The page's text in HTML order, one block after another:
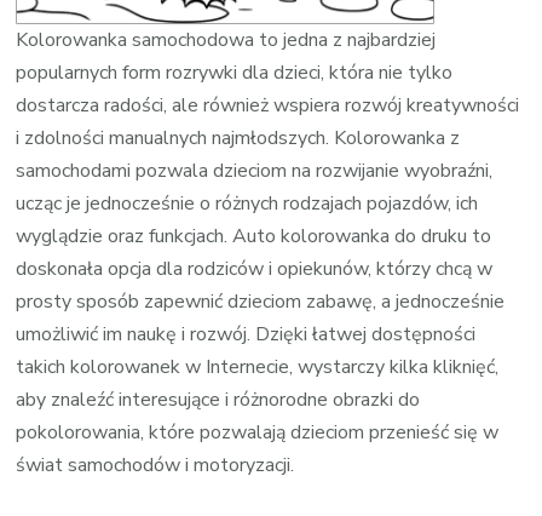
zapewnić
dziecku
edukacyjną
zabawę?
Kolorowanka samochodowa to jedna z najbardziej
popularnych form rozrywki dla dzieci, która nie tylko
dostarcza radości, ale również wspiera rozwój kreatywności
i zdolności manualnych najmłodszych. Kolorowanka z
samochodami pozwala dzieciom na rozwijanie wyobraźni,
ucząc je jednocześnie o różnych rodzajach pojazdów, ich
wyglądzie oraz funkcjach. Auto kolorowanka do druku to
doskonała opcja dla rodziców i opiekunów, którzy chcą w
prosty sposób zapewnić dzieciom zabawę, a jednocześnie
umożliwić im naukę i rozwój. Dzięki łatwej dostępności
takich kolorowanek w Internecie, wystarczy kilka kliknięć,
aby znaleźć interesujące i różnorodne obrazki do
pokolorowania, które pozwalają dzieciom przenieść się w
świat samochodów i motoryzacji.